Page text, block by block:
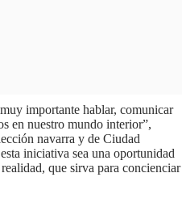
importante hablar, comunicar
en nuestro mundo interior”,
navarra y de Ciudad
iniciativa sea una oportunidad
que sirva para concienciar